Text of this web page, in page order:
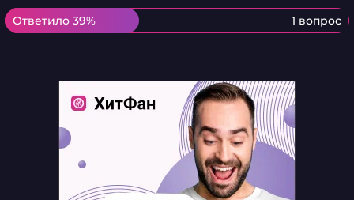
Ответило 39% 1 вопрос
Ответило 39%